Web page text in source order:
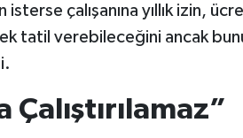
isterse çalışanına yıllık izin,
tatil verebileceğini ancak
Çalıştırılamaz”